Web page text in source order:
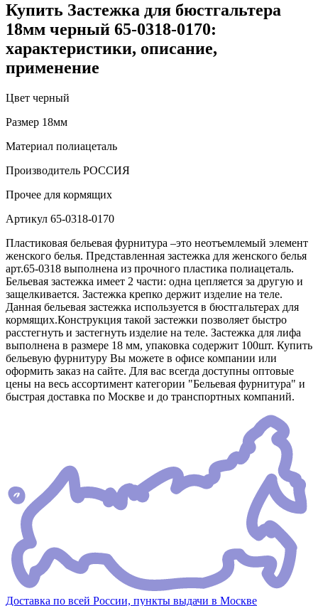
Купить Застежка для бюстгальтера
18мм черный 65-0318-0170:
характеристики, описание,
применение
Цвет черный
Размер 18мм
Материал полиацеталь
Производитель РОССИЯ
Прочее для кормящих
Артикул 65-0318-0170
Пластиковая бельевая фурнитура –это неотъемлемый элемент
женского белья. Представленная застежка для женского белья
арт.65-0318 выполнена из прочного пластика полиацеталь.
Бельевая застежка имеет 2 части: одна цепляется за другую и
защелкивается. Застежка крепко держит изделие на теле.
Данная бельевая застежка используется в бюстгальтерах для
кормящих.Конструкция такой застежки позволяет быстро
расстегнуть и застегнуть изделие на теле. Застежка для лифа
выполнена в размере 18 мм, упаковка содержит 100шт. Купить
бельевую фурнитуру Вы можете в офисе компании или
оформить заказ на сайте. Для вас всегда доступны оптовые
цены на весь ассортимент категории "Бельевая фурнитура" и
быстрая доставка по Москве и до транспортных компаний.
Доставка по всей России, пункты выдачи в Москве